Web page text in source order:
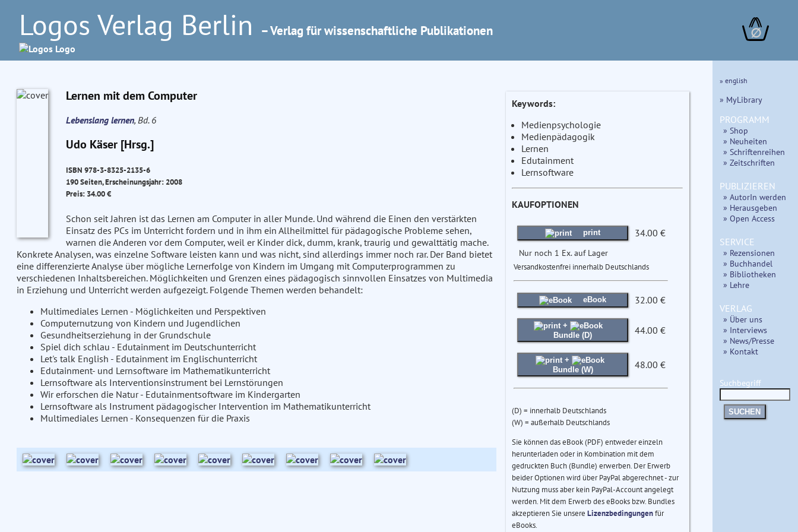
Logos Verlag Berlin – Verlag für wissenschaftliche Publikationen ∅
Lernen mit dem Computer
Lebenslang lernen, Bd. 6
Udo Käser [Hrsg.]
ISBN 978-3-8325-2135-6
190 Seiten, Erscheinungsjahr: 2008
Preis: 34.00 €
Schon seit Jahren ist das Lernen am Computer in aller Munde. Und während die Einen den verstärkten
Einsatz des PCs im Unterricht fordern und in ihm ein Allheilmittel für pädagogische Probleme sehen,
warnen die Anderen vor dem Computer, weil er Kinder dick, dumm, krank, traurig und gewalttätig mache.
Konkrete Analysen, was einzelne Software leisten kann und was nicht, sind allerdings immer noch rar. Der Band bietet
eine differenzierte Analyse über mögliche Lernerfolge von Kindern im Umgang mit Computerprogrammen zu
verschiedenen Inhaltsbereichen. Möglichkeiten und Grenzen eines pädagogisch sinnvollen Einsatzes von Multimedia
in Erziehung und Unterricht werden aufgezeigt. Folgende Themen werden behandelt:
Multimediales Lernen - Möglichkeiten und Perspektiven
Computernutzung von Kindern und Jugendlichen
Gesundheitserziehung in der Grundschule
Spiel dich schlau - Edutainment im Deutschunterricht
Let's talk English - Edutainment im Englischunterricht
Edutainment- und Lernsoftware im Mathematikunterricht
Lernsoftware als Interventionsinstrument bei Lernstörungen
Wir erforschen die Natur - Edutainmentsoftware im Kindergarten
Lernsoftware als Instrument pädagogischer Intervention im Mathematikunterricht
Multimediales Lernen - Konsequenzen für die Praxis
Keywords:
Medienpsychologie
Medienpädagogik
Lernen
Edutainment
Lernsoftware
KAUFOPTIONEN
print 34.00 €
Nur noch 1 Ex. auf Lager
Versandkostenfrei innerhalb Deutschlands
eBook 32.00 €
+
Bundle (D)
44.00 €
+
Bundle (W)
48.00 €
(D) = innerhalb Deutschlands
(W) = außerhalb Deutschlands
Sie können das eBook (PDF) entweder einzeln
herunterladen oder in Kombination mit dem
gedruckten Buch (Bundle) erwerben. Der Erwerb
beider Optionen wird über PayPal abgerechnet - zur
Nutzung muss aber kein PayPal-Account angelegt
werden. Mit dem Erwerb des eBooks bzw. Bundles
akzeptieren Sie unsere Lizenzbedingungenfür
eBooks.
» english
» MyLibrary
PROGRAMM
» Shop
» Neuheiten
» Schriftenreihen
» Zeitschriften
PUBLIZIEREN
» AutorIn werden
» Herausgeben
» Open Access
SERVICE
» Rezensionen
» Buchhandel
» Bibliotheken
» Lehre
VERLAG
» Über uns
» Interviews
» News/Presse
» Kontakt
Suchbegriff
SUCHEN